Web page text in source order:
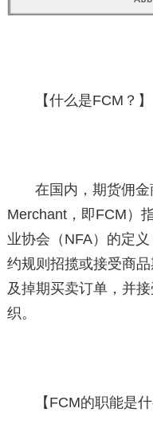
【什么是FCM？】
在国内，期货佣
Merchant，即FCM）
业协会（NFA）的定
约规则招揽或接受商
及掉期买卖订单，并
织。
【FCM的职能是什